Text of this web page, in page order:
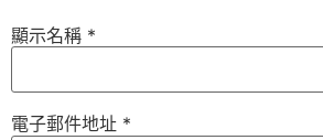
顯示名稱 *
電子郵件地址 *